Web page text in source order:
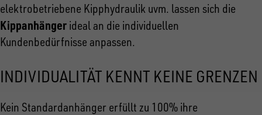
elektrobetriebene Kipphydraulik uvm. lassen sich die
Kippanhänger ideal an die individuellen
Kundenbedürfnisse anpassen.
INDIVIDUALITÄT KENNT KEINE GRENZEN
Kein Standardanhänger erfüllt zu 100% ihre